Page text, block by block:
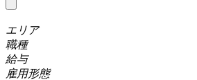
エリア
職種
給与
雇用形態